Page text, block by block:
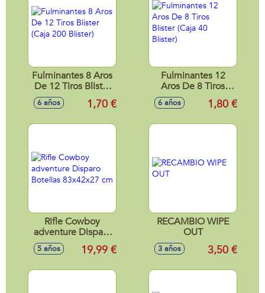
Fulminantes 8 Aros
De 12 Tiros Blister
(Caja 200 Blister)
6 años 1,70 €
Fulminantes 12
Aros De 8 Tiros
Blister (Caja 40
Blister)
6 años 1,80 €
Rifle Cowboy
adventure Disparo
Botellas 83x42x27
5 años 19,99 €
RECAMBIO WIPE
OUT
3 años 3,50 €